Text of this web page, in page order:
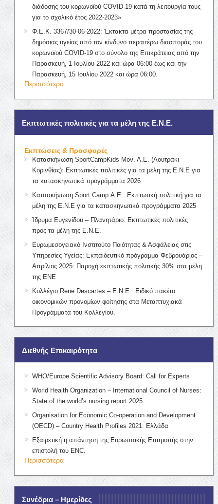
διάδοσης του κορωνοϊού COVID-19 κατά τη λειτουργία τους
για το σχολικό έτος 2022-2023»
Φ.Ε.Κ. 3367/30-06-2022: Έκτακτα μέτρα προστασίας της
δημόσιας υγείας από τον κίνδυνο περαιτέρω διασποράς του
κορωνοϊού COVID-19 στο σύνολο της Επικράτειας από την
Παρασκευή, 1 Ιουλίου 2022 και ώρα 06:00 έως και την
Παρασκευή, 15 Ιουλίου 2022 και ώρα 06:00.
Περισσότερα
Εκπτωτικές πολιτικές για τα μέλη της Ε.Ν.Ε.
Εκπτώσεις & Προσφορές
Κατασκήνωση SportCampKids Μον. Α.Ε. (Λουτράκι
Κορινθίας): Εκπτωτικές πολιτικές για τα μέλη της Ε.Ν.Ε για
τα κατασκηνωτικά προγράμματα 2026
Κατασκήνωση Sport Camp Α.Ε.: Εκπτωτική πολιτική για τα
μέλη της Ε.Ν.Ε για τα κατασκηνωτικά προγράμματα 2025
Ίδρυμα Ευγενίδου – Πλανητάριο: Εκπτωτικές πολιτικές
προς τα μέλη της Ε.Ν.Ε.
Ευρωμεσογειακό Ινστιτούτο Ποιότητας & Ασφάλειας στις
Υπηρεσίες Υγείας: Εκπαιδευτικό πρόγραμμα Φεβρουάριος –
Απρίλιος 2025: Παροχή εκπτωτικής πολιτικής 30% στα μέλη
της ΕΝΕ
Κολλέγιο Rene Descartes – Ε.Ν.Ε.: Ειδικό πακέτο
οικονομικών προνομίων φοίτησης στα Μεταπτυχιακά
Προγράμματα του Κολλεγίου.
Διεθνής Επικαιρότητα
WHO/Europe Scientific Advisory Board: Call for Experts
World Health Organization – International Council of Nurses:
State of the world’s nursing report 2025
Organisation for Economic Co-operation and Development
(OECD) – Country Health Profiles 2021: Ελλάδα
Εξαιρετική η απάντηση της Ευρωπαϊκής Επιτροπής στην
επιστολή του ENC.
Περισσότερα
Συνέδρια – Ημερίδες